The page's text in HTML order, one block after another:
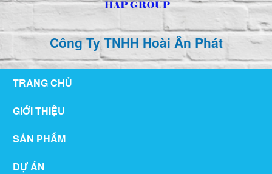
Công Ty TNHH Hoài Ân Phát
TRANG CHỦ
GIỚI THIỆU
SẢN PHẨM
DỰ ÁN